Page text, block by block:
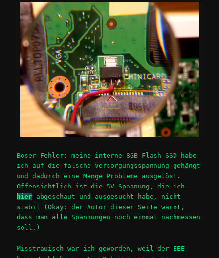
Böser Fehler: meine interne 8GB-Flash-SSD habe
ich auf die falsche Versorgungsspannung gehängt
und dadurch eine Menge Probleme ausgelöst.
Offensichtlich ist die 5V-Spannung, die ich
hier abgeschaut und ausgesucht habe, nicht
stabil (Okay: der Autor dieser Seite warnt,
dass man alle Spannungen noch einmal nachmessen
soll.)
Misstrauisch war ich geworden, weil der EEE